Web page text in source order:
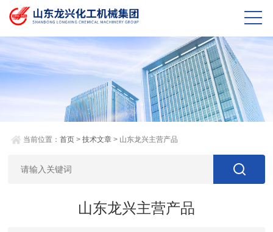
当前位置：首页 >技术文章 > 山东龙兴主营产品
山东龙兴主营产品